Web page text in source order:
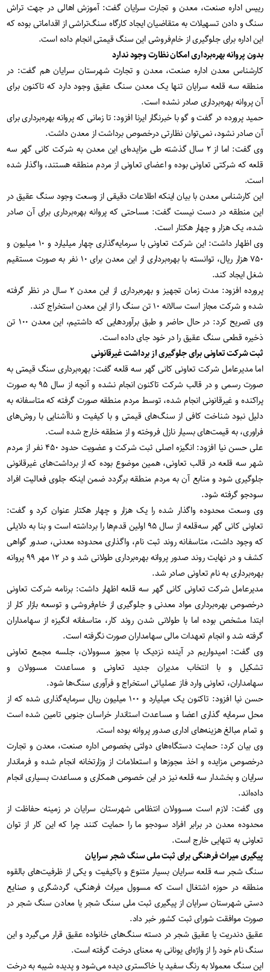
رییس اداره صنعت، معدن و تجارت سرایان گفت: آموزش اهالی در جهت تراش
سنگ و دادن تسهیلات به متقاضیان ایجاد کارگاه سنگ‌تراشی از اقداماتی بوده که
این اداره برای جلوگیری از خام‌فروشی این سنگ قیمتی انجام داده است.
بدون پروانه بهره‌برداری امکان نظارت وجود ندارد
کارشناس معدن اداره صنعت، معدن و تجارت شهرستان سرایان هم گفت: در
منطقه سه قلعه سرایان تنها یک معدن سنگ عقیق وجود دارد که تاکنون برای
آن پروانه بهره‌برداری صادر نشده است.
حمید پرورده در گفت و گو با خبرنگار ایرنا افزود: تا زمانی که پروانه بهره‌برداری برای
آن صادر نشود، نمی‌توان نظارتی درخصوص برداشت از معدن داشت.
وی گفت: اما از ۲ سال گذشته طی مزایده‌ای این معدن به شرکت کانی گهر سه
قلعه که شرکتی تعاونی بوده و اعضای تعاونی از مردم منطقه هستند، واگذار شده
است.
این کارشناس معدن با بیان اینکه اطلاعات دقیقی از وسعت وجود سنگ عقیق در
این منطقه در دست نیست گفت: مساحتی که پروانه بهره‌برداری برای آن صادر
شده، یک هزار و چهار هکتار است.
وی اظهار داشت: این شرکت تعاونی با سرمایه‌گذاری چهار میلیارد و ۱۰ میلیون و
۷۵۰ هزار ریال، توانسته با بهره‌برداری از این معدن برای ۱۰ نفر به صورت مستقیم
شغل ایجاد کند.
پرورده افزود: مدت زمان تجهیز و بهره‌برداری از این معدن ۲ سال در نظر گرفته
شده و شرکت مجاز است سالانه ۱۰ تن سنگ را از این معدن استخراج کند.
وی تصریح کرد: در حال حاضر و طبق برآوردهایی که داشتیم، این معدن ۱۰۰ تن
ذخیره قطعی سنگ عقیق را در خود جای داده است.
ثبت شرکت تعاونی برای جلوگیری از برداشت غیرقانونی
اما مدیرعامل شرکت تعاونی کانی گهر سه قلعه گفت: بهره‌برداری سنگ قیمتی به
صورت رسمی و در قالب شرکت تاکنون انجام نشده و آنچه از سال ۹۵ به صورت
پراکنده و غیرقانونی انجام شده، توسط مردم منطقه صورت گرفته که متاسفانه به
دلیل نبود شناخت کافی از سنگ‌های قیمتی و با کیفیت و ناآشنایی با روش‌های
فراوری، به قیمت‌های بسیار نازل فروخته و از منطقه خارج شده است.
علی حسن نیا افزود: انگیزه اصلی ثبت شرکت و عضویت حدود ۴۵۰ نفر از مردم
شهر سه قلعه در قالب تعاونی، همین موضوع بوده که از برداشت‌های غیرقانونی
جلوگیری شود و منابع آن به مردم منطقه برگردد ضمن اینکه جلوی فعالیت افراد
سودجو گرفته شود.
وی وسعت محدوده واگذار شده را یک هزار و چهار هکتار عنوان کرد و گفت:
تعاونی کانی گهر سه‌قلعه از سال ۹۵ اولین قدم‌ها را برداشته است و بنا به دلایلی
که وجود داشت، متاسفانه روند ثبت نام، واگذاری محدوده معدنی، صدور گواهی
کشف و در نهایت روند صدور پروانه بهره‌برداری طولانی شد و در ۱۲ مهر ۹۹ پروانه
بهره‌برداری به نام تعاونی صادر شد.
مدیرعامل شرکت تعاونی کانی گهر سه قلعه اظهار داشت: برنامه شرکت تعاونی
درخصوص بهره‌برداری مواد معدنی و جلوگیری از خام‌فروشی و توسعه بازار کار از
ابتدا مشخص بوده اما با طولانی شدن روند کار، متاسفانه انگیزه از سهامداران
گرفته شد و انجام تعهدات مالی سهامداران صورت نگرفته است.
وی گفت: امیدواریم در آینده نزدیک با مجوز مسوولان، جلسه مجمع تعاونی
تشکیل و با انتخاب مدیران جدید تعاونی و مساعدت مسوولان و
سهامداران، تعاونی وارد فاز عملیاتی استخراج و فرآوری سنگ‌ها شود.
حسن نیا افزود: تاکنون یک میلیارد و ۱۰۰ میلیون ریال سرمایه‌گذاری شده که از
محل سرمایه گذاری اعضا و مساعدت استاندار خراسان جنوبی تامین شده است
و تمام مبالغ هزینه‌های اداری صدور پروانه بوده است.
وی بیان کرد: حمایت دستگاه‌های دولتی بخصوص اداره صنعت، معدن و تجارت
درخصوص مزایده و اخذ مجوزها و استعلامات از وزارتخانه انجام شده و فرماندار
سرایان و بخشدار سه قلعه نیز در این خصوص همکاری و مساعدت بسیاری انجام
داده‌اند.
وی گفت: لازم است مسوولان انتظامی شهرستان سرایان در زمینه حفاظت از
محدوده معدن در برابر افراد سودجو ما را حمایت کنند چرا که این کار از توان
تعاونی به تنهایی خارج است.
پیگیری میراث فرهنگی برای ثبت ملی سنگ شجر سرایان
سنگ شجر سه قلعه سرایان بسیار متنوع و باکیفیت و یکی از ظرفیت‌های بالقوه
منطقه در حوزه اشتغال است که مسوول میراث ‌فرهنگی، گردشگری و صنایع‌
دستی شهرستان سرایان از پیگیری ثبت ملی سنگ شجر یا معادن سنگ شجر در
صورت موافقت شورای ثبت کشور خبر داد.
عقیق دندریت یا عقیق شجر در دسته سنگ‌های خانواده عقیق قرار می‌گیرد و این
سنگ نام خود را از واژه‌ای یونانی به معنای درخت گرفته است.
این سنگ معمولا به رنگ سفید یا خاکستری دیده می‌شود و پدیده شیبه به درخت